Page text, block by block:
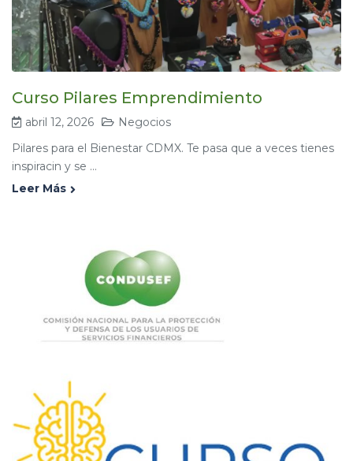
Curso Pilares Emprendimiento
abril 12, 2026
Negocios
Pilares para el Bienestar CDMX. Te pasa que a veces tienes
inspiracin y se ...
Leer Más